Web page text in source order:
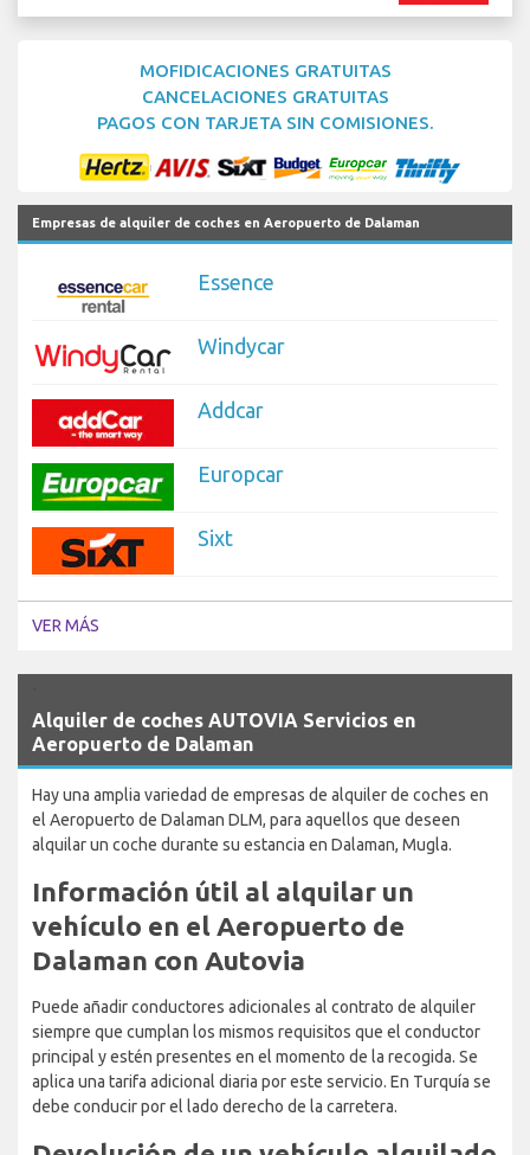
MOFIDICACIONES GRATUITAS
CANCELACIONES GRATUITAS
PAGOS CON TARJETA SIN COMISIONES.
Empresas de alquiler de coches en Aeropuerto de Dalaman
Essence
Windycar
Addcar
Europcar
Sixt
VER MÁS
Alquiler de coches AUTOVIA Servicios en
Aeropuerto de Dalaman
Hay una amplia variedad de empresas de alquiler de coches en
el Aeropuerto de Dalaman DLM, para aquellos que deseen
alquilar un coche durante su estancia en Dalaman, Mugla.
Información útil al alquilar un
vehículo en el Aeropuerto de
Dalaman con Autovia
Puede añadir conductores adicionales al contrato de alquiler
siempre que cumplan los mismos requisitos que el conductor
principal y estén presentes en el momento de la recogida. Se
aplica una tarifa adicional diaria por este servicio. En Turquía se
debe conducir por el lado derecho de la carretera.